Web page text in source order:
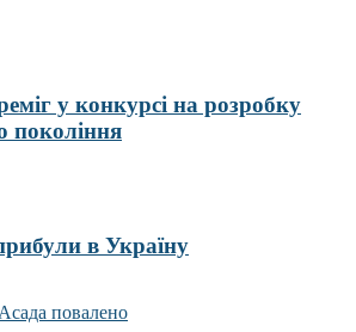
у конкурсі на розробку
покоління
в Україну